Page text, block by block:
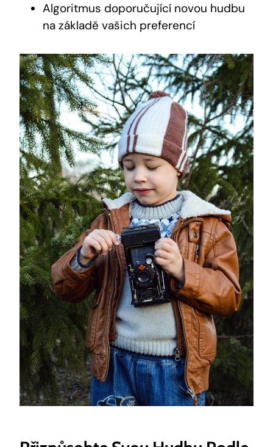
Algoritmus doporučující novou hudbu
na základě vašich preferencí